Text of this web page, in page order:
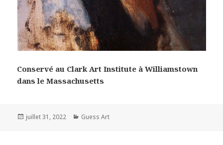
Conservé au Clark Art Institute à Williamstown
dans le Massachusetts
Posted
juillet 31, 2022 Categories
Guess Art